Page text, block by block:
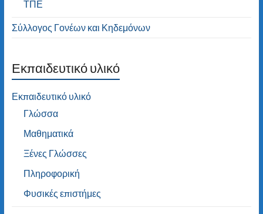
ΤΠΕ
Σύλλογος Γονέων και Κηδεμόνων
Εκπαιδευτικό υλικό
Εκπαιδευτικό υλικό
Γλώσσα
Μαθηματικά
Ξένες Γλώσσες
Πληροφορική
Φυσικές επιστήμες